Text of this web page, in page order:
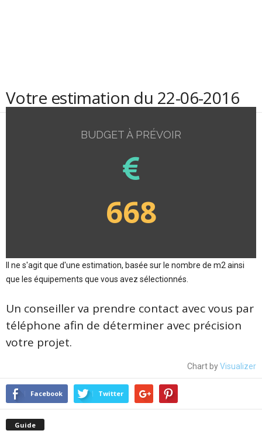
Votre estimation du 22-06-2016
BUDGET À PRÉVOIR
668
Il ne s'agit que d'une estimation, basée sur le nombre de m2 ainsi
que les équipements que vous avez sélectionnés.
Un conseiller va prendre contact avec vous par
téléphone afin de déterminer avec précision
votre projet.
Chart byVisualizer
Facebook Twitter
Guide